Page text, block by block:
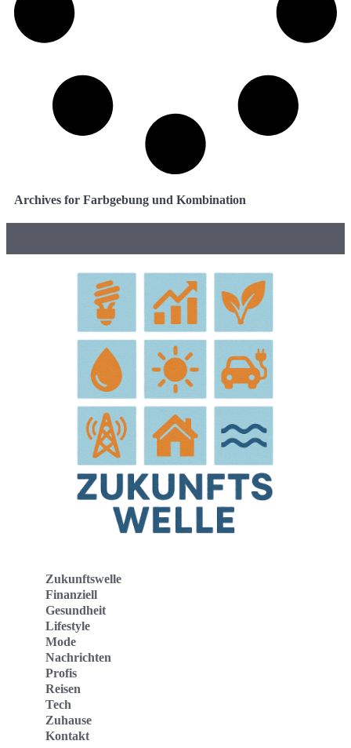
Archives for Farbgebung und Kombination
Zukunftswelle
Finanziell
Gesundheit
Lifestyle
Mode
Nachrichten
Profis
Reisen
Tech
Zuhause
Kontakt